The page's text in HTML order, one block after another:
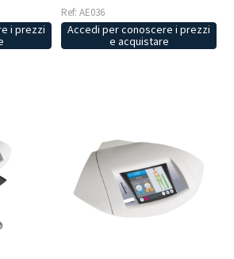
i prezzi
Ref: AE036
Accedi per conoscere i prezzi
e acquistare